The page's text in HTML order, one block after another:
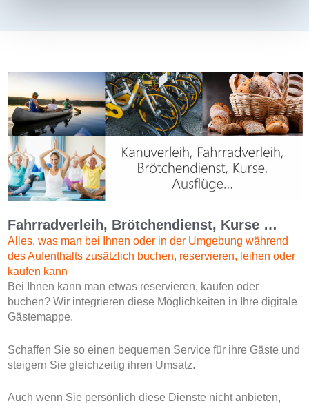
Fahrradverleih, Brötchendienst, Kurse …
Alles, was man bei Ihnen oder in der Umgebung während
des Aufenthalts zusätzlich buchen, reservieren, leihen oder
kaufen kann
Bei Ihnen kann man etwas reservieren, kaufen oder
buchen? Wir integrieren diese Möglichkeiten in Ihre digitale
Gästemappe.
Schaffen Sie so einen bequemen Service für ihre Gäste und
steigern Sie gleichzeitig ihren Umsatz.
Auch wenn Sie persönlich diese Dienste nicht anbieten,